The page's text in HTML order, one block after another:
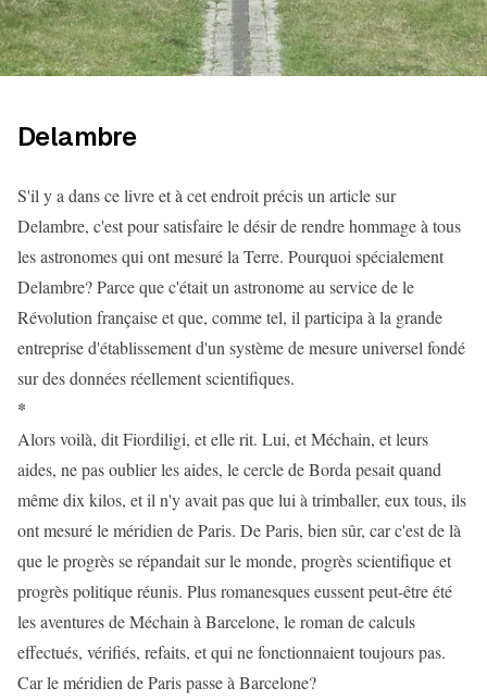
Delambre
S'il y a dans ce livre et à cet endroit précis un article sur
Delambre, c'est pour satisfaire le désir de rendre hommage à tous
les astronomes qui ont mesuré la Terre. Pourquoi spécialement
Delambre? Parce que c'était un astronome au service de le
Révolution française et que, comme tel, il participa à la grande
entreprise d'établissement d'un système de mesure universel fondé
sur des données réellement scientifiques.
*
Alors voilà, dit Fiordiligi, et elle rit. Lui, et Méchain, et leurs
aides, ne pas oublier les aides, le cercle de Borda pesait quand
même dix kilos, et il n'y avait pas que lui à trimballer, eux tous, ils
ont mesuré le méridien de Paris. De Paris, bien sûr, car c'est de là
que le progrès se répandait sur le monde, progrès scientifique et
progrès politique réunis. Plus romanesques eussent peut-être été
les aventures de Méchain à Barcelone, le roman de calculs
effectués, vérifiés, refaits, et qui ne fonctionnaient toujours pas.
Car le méridien de Paris passe à Barcelone?